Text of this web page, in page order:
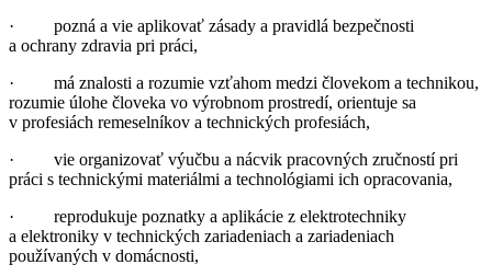
· pozná a vie aplikovať zásady a pravidlá bezpečnosti
a ochrany zdravia pri práci,
· má znalosti a rozumie vzťahom medzi človekom a technikou,
rozumie úlohe človeka vo výrobnom prostredí, orientuje sa
v profesiách remeselníkov a technických profesiách,
· vie organizovať výučbu a nácvik pracovných zručností pri
práci s technickými materiálmi a technológiami ich opracovania,
· reprodukuje poznatky a aplikácie z elektrotechniky
a elektroniky v technických zariadeniach a zariadeniach
používaných v domácnosti,